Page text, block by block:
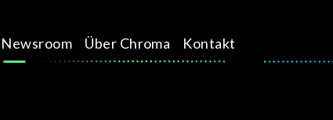
Newsroom Über Chroma Kontakt